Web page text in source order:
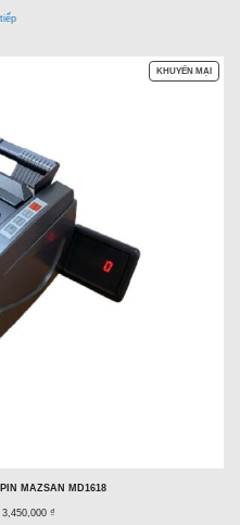
KHUYẾN MẠISẢN
PHẨM
MAZSAN MD1618
Giá3,450,000 ₫